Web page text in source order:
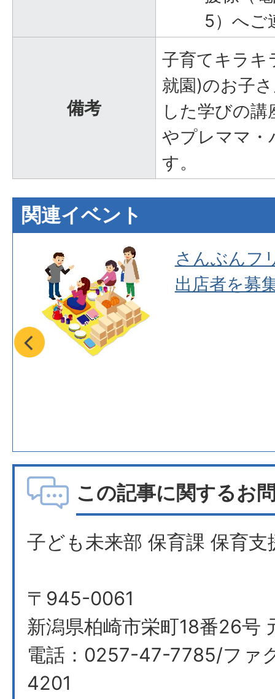
5）へご
備考
子育てキラキ
就園)のお子
した学びの
やプレママ・
す。
関連イベント
さんぶんフ
出店者を募
この記事に関するお
子ども未来部 保育課 保育支
〒945-0061
新潟県柏崎市栄町18番26号
電話：0257-47-7785/ファ
4201